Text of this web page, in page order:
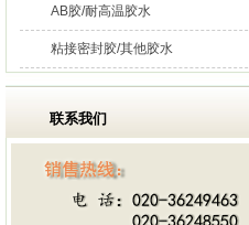
AB胶/耐高温胶水
粘接密封胶/其他胶水
联系我们